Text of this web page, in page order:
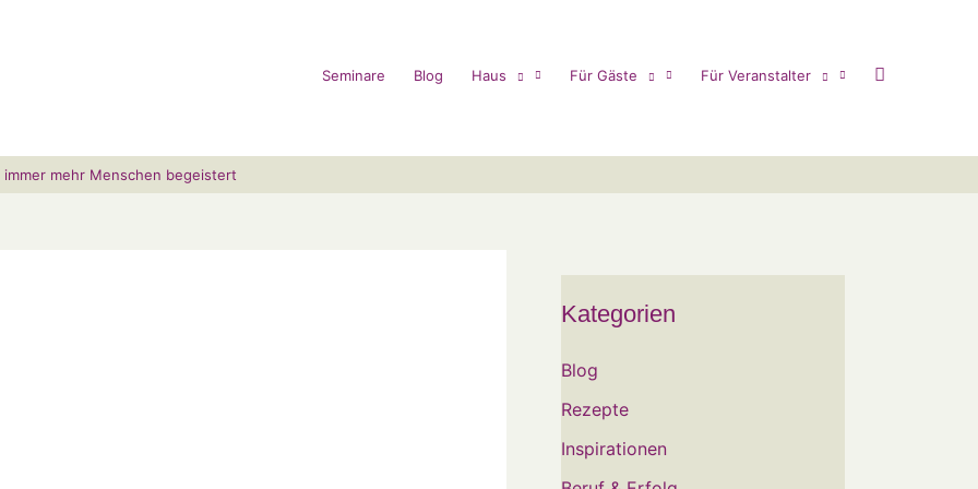
Seminare
Blog Haus Für Gäste Für Veranstalter
mehr Menschen begeistert
Kategorien
Blog
Rezepte
Inspirationen